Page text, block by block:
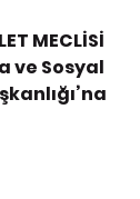
MECLİSİ
ve Sosyal